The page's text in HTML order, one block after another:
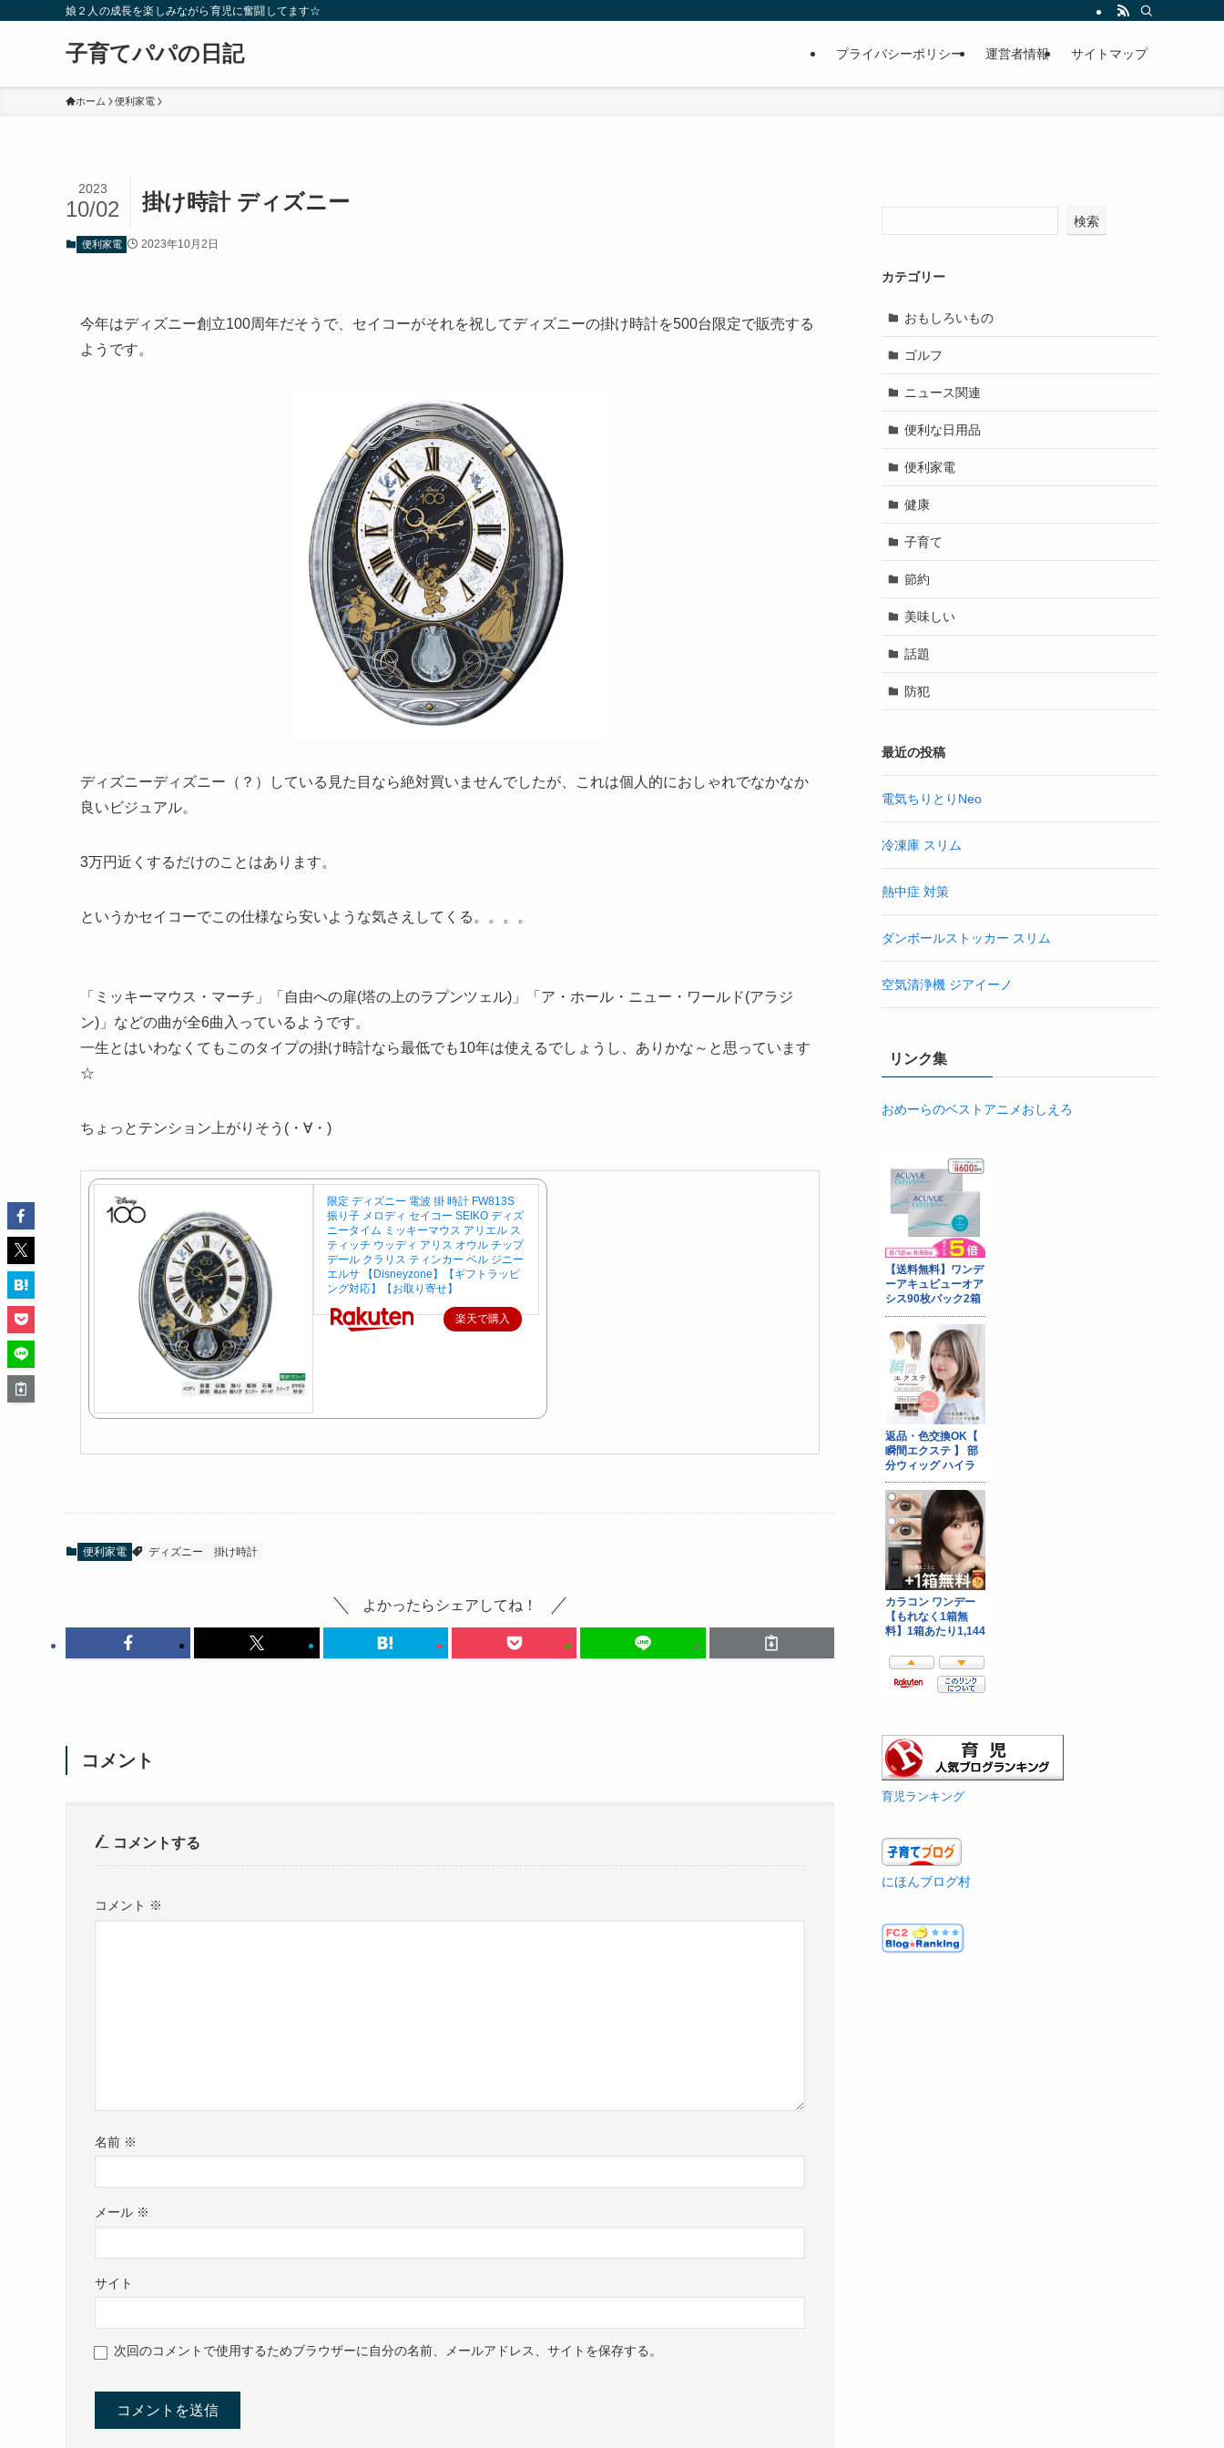
娘２人の成長を楽しみながら育児に奮闘してます☆
子育てパパの日記 プライバシーポリシー 運営者情報 サイトマップ
ホーム 便利家電
掛け時計 ディズニー
2023
10/02
便利家電 2023年10月2日
今年はディズニー創立100周年だそうで、セイコーがそれを祝してディズニーの掛け時計を500台限定で販売する
ようです。
ディズニーディズニー（？）している見た目なら絶対買いませんでしたが、これは個人的におしゃれでなかなか
良いビジュアル。
3万円近くするだけのことはあります。
というかセイコーでこの仕様なら安いような気さえしてくる。。。。
「ミッキーマウス・マーチ」「自由への扉(塔の上のラプンツェル)」「ア・ホール・ニュー・ワールド(アラジ
ン)」などの曲が全6曲入っているようです。
一生とはいわなくてもこのタイプの掛け時計なら最低でも10年は使えるでしょうし、ありかな～と思っています
☆
ちょっとテンション上がりそう(・∀・)
限定 ディズニー 電波 掛 時計 FW813S
振り子 メロディ セイコー SEIKO ディズ
ニータイム ミッキーマウス アリエル ス
ティッチ ウッディ アリス オウル チップ
デール クラリス ティンカー ベル ジニー
エルサ 【Disneyzone】【ギフトラッピ
ング対応】【お取り寄せ】
楽天で購入
便利家電 ディズニー 掛け時計
よかったらシェアしてね！
コメント
コメントする
コメント ※
名前 ※
メール ※
サイト
次回のコメントで使用するためブラウザーに自分の名前、メールアドレス、サイトを保存する。
検索
カテゴリー
おもしろいもの
ゴルフ
ニュース関連
便利な日用品
便利家電
健康
子育て
節約
美味しい
話題
防犯
最近の投稿
電気ちりとりNeo
冷凍庫 スリム
熱中症 対策
ダンボールストッカー スリム
空気清浄機 ジアイーノ
リンク集
おめーらのベストアニメおしえろ
育児ランキング
にほんブログ村